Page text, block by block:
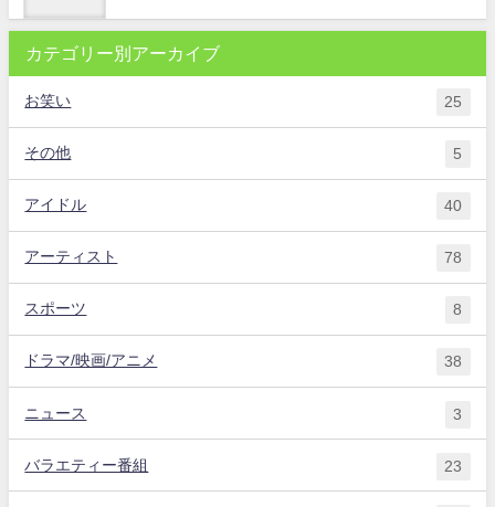
カテゴリー別アーカイブ
お笑い 25
その他 5
アイドル 40
アーティスト 78
スポーツ 8
ドラマ/映画/アニメ 38
ニュース 3
バラエティー番組 23